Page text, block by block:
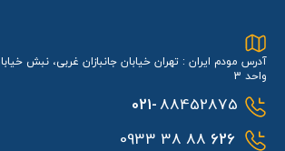
آدرس مودم ایران : تهران خیابان جانبازان غربی، نبش
واحد 3
021-88452875
626
88 38 0933